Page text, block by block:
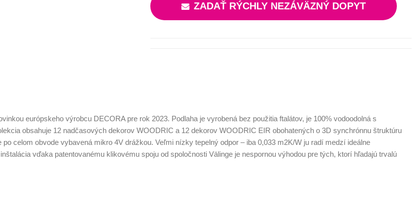
ZADAŤ RÝCHLY NEZÁVÄZNÝ DOPYT
európskeho výrobcu DECORA pre rok 2023. Podlaha je vyrobená bez použitia ftalátov, je 100% vodoodolná s
obsahuje 12 nadčasových dekorov WOODRIC a 12 dekorov WOODRIC EIR obohatených o 3D synchrónnu štruktúru
celom obvode vybavená mikro 4V drážkou. Veľmi nízky tepelný odpor – iba 0,033 m2K/W ju radí medzí ideálne
vďaka patentovanému klikovému spoju od spoločnosti Välinge je nespornou výhodou pre tých, ktorí hľadajú trvalú